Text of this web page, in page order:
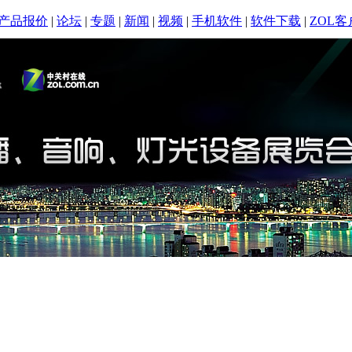
品报价 | 论坛 | 专题 | 新闻 | 视频 | 手机软件 | 软件下载 | ZOL客